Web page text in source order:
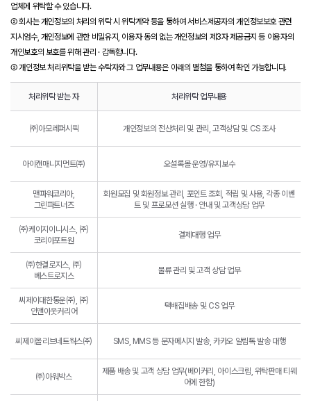
업체에 위탁할 수 있습니다.
② 회사는 개인정보의 처리의 위탁 시 위탁계약 등을 통하여 서비스제공자의 개인정보보호 관련
지시엄수, 개인정보에 관한 비밀유지, 이용자 동의 없는 개인정보의 제3자 제공금지 등 이용자의
개인보호의 보호를 위해 관리 · 감독합니다.
③ 개인정보 처리위탁을 받는 수탁자와 그 업무내용은 아래의 별첨을 통하여 확인 가능합니다.
처리위탁 받는 자 처리위탁 업무내용
㈜아모레퍼시픽 개인정보의 전산처리 및 관리, 고객상담 및 CS 조사
아이캔매니지먼트㈜ 오설록몰 운영/유지보수
맨파워코리아,
그린파트너즈
회원모집 및 회원정보 관리, 포인트 조회, 적립 및 사용, 각종 이벤
트 및 프로모션 실행 · 안내 및 고객상담 업무
㈜케이지이니시스, ㈜
코리아포트원
결제대행 업무
㈜한결로지스, ㈜
베스트로지스
물류 관리 및 고객 상담 업무
씨제이대한통운㈜, ㈜
인앤아웃커리어
택배집배송 및 CS 업무
씨제이올리브네트웍스㈜ SMS, MMS 등 문자메시지 발송, 카카오 알림톡 발송 대행
㈜아워박스
제품 배송 및 고객 상담 업무(베이커리, 아이스크림, 위탁판매 티웨
어에 한함)